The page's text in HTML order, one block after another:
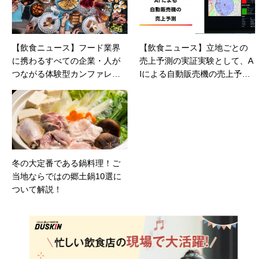
【飲食ニュース】フード業界
に携わるすべての企業・人が
つながる体験型カンファレン
2024』を10月24日（木）に開
催
【飲食ニュース】立地ごとの
売上予測の実証実験として、A
Iによる自動販売機の売上予測
冬の大定番である鍋料理！ご
当地ならではの郷土鍋10選に
ついて解説！